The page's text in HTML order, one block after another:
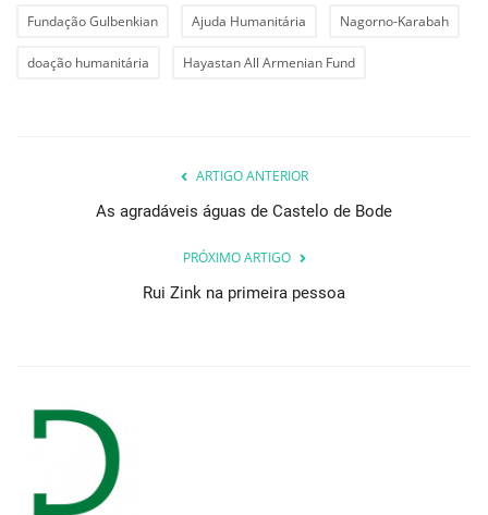
Fundação Gulbenkian Ajuda Humanitária Nagorno-Karabah
doação humanitária Hayastan All Armenian Fund
ARTIGO ANTERIOR
As agradáveis águas de Castelo de Bode
PRÓXIMO ARTIGO
Rui Zink na primeira pessoa